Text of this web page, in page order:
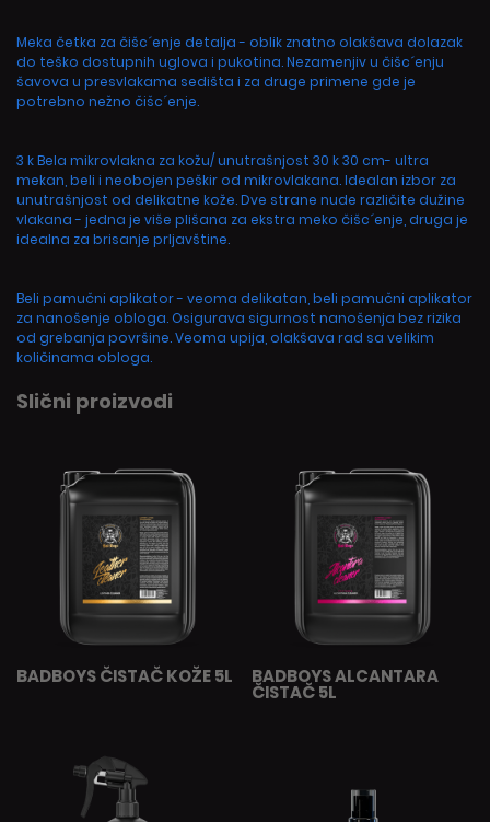
Meka četka za čišc´enje detalja - oblik znatno olakšava dolazak
do teško dostupnih uglova i pukotina. Nezamenjiv u čišc´enju
šavova u presvlakama sedišta i za druge primene gde je
potrebno nežno čišc´enje.
3 k Bela mikrovlakna za kožu/ unutrašnjost 30 k 30 cm- ultra
mekan, beli i neobojen peškir od mikrovlakana. Idealan izbor za
unutrašnjost od delikatne kože. Dve strane nude različite dužine
vlakana - jedna je više plišana za ekstra meko čišc´enje, druga je
idealna za brisanje prljavštine.
Beli pamučni aplikator - veoma delikatan, beli pamučni aplikator
za nanošenje obloga. Osigurava sigurnost nanošenja bez rizika
od grebanja površine. Veoma upija, olakšava rad sa velikim
količinama obloga.
Slični proizvodi
BADBOYS ČISTAČ KOŽE 5L BADBOYS ALCANTARA
ČISTAČ 5L